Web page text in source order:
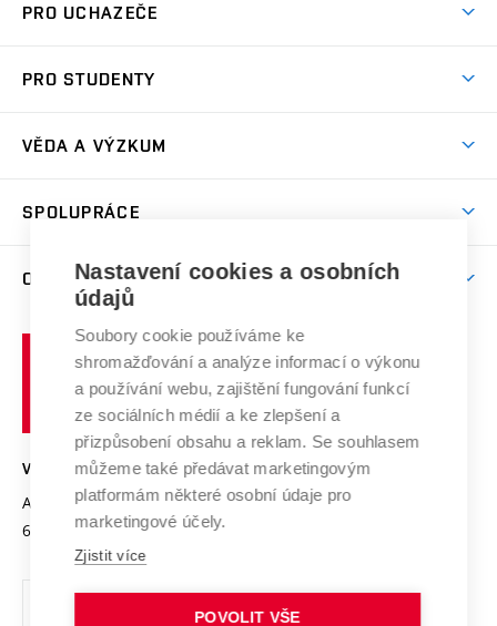
Koleje
Sport na VUT
Brno
PRO UCHAZEČE
Dny otevřených dveří
Celoživotní vzdělávání
E-přihláška
PRO STUDENTY
Harmonogram akademického roku
Závěrečné práce
Doktorské studium
Zpracování osobních údajů studentů
Sociální bezpečí
Studium bez bariér
Podpora podnikání
VĚDA A VÝZKUM
Mezinárodní vědecká rada
Systém zajišťování kvality výzkumu
Výzkumné infrastruktury
Transfer znalostí
Open Science
Projekty
Projekty ze strukturálních fondů
Specifický výzkum
SPOLUPRÁCE
Zahraniční spolupráce
Spolupráce se školami
Služby univerzity
Mezinárodní dohody
Univerzitní sítě
O UNIVERZITĚ
Profil univerzity
Udržitelná univerzita
Podnikavá univerzita / ContriBUTe
Bezpečná univerzita
Vyznamenání
Organizační struktura
Ochrana osobních údajů
učení
technické
VYSOKÉ UČENÍ TECHNICKÉ V BRNĚ
Antonínská 548/1
602 00 Brno
www.vut.cz
vut@vutbr.cz
Nastavení cookies a osobních
údajů
Soubory cookie používáme ke
shromažďování a analýze informací o výkonu
a používání webu, zajištění fungování funkcí
ze sociálních médií a ke zlepšení a
přizpůsobení obsahu a reklam. Se souhlasem
můžeme také předávat marketingovým
platformám některé osobní údaje pro
marketingové účely.
Zjistit více
POVOLIT VŠE